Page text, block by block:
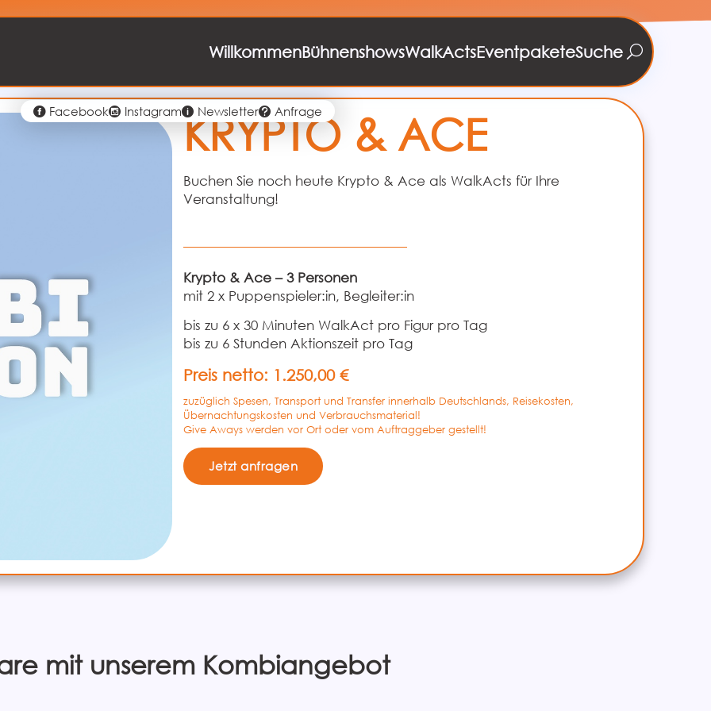
Facebook Instagram Newsletter Anfrage
WillkommenBühnenshowsWalkActsEventpaketeSuche
KRYPTO & ACE
Buchen Sie noch heute Krypto & Ace als WalkActs für Ihre
Veranstaltung!
Krypto & Ace – 3 Personen
mit 2 x Puppenspieler:in, Begleiter:in
bis zu 6 x 30 Minuten WalkAct pro Figur pro Tag
bis zu 6 Stunden Aktionszeit pro Tag
Preis netto: 1.250,00 €
zuzüglich Spesen, Transport und Transfer innerhalb Deutschlands, Reisekosten,
Übernachtungskosten und Verbrauchsmaterial!
Give Aways werden vor Ort oder vom Auftraggeber gestellt!
Jetzt anfragen
mit unserem Kombiangebot